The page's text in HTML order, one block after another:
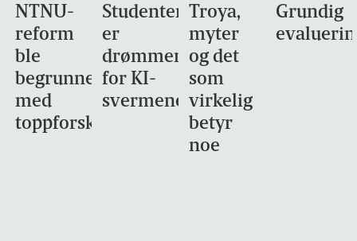
NTNU-
reform
ble
begrunnet
med
toppforskning
Studentene
er
drømmemålet
for KI-
svermene
Troya,
myter
og det
som
virkelig
betyr
noe
Grundig